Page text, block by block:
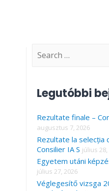
S
c
h
f
o
r
Legutóbbi
Rezultate finale –
augusztus 7, 2026
Rezultate la selecția
Consilier IA S július 28,
Egyetem utáni
július 27, 2026
Véglegesítő vizsga